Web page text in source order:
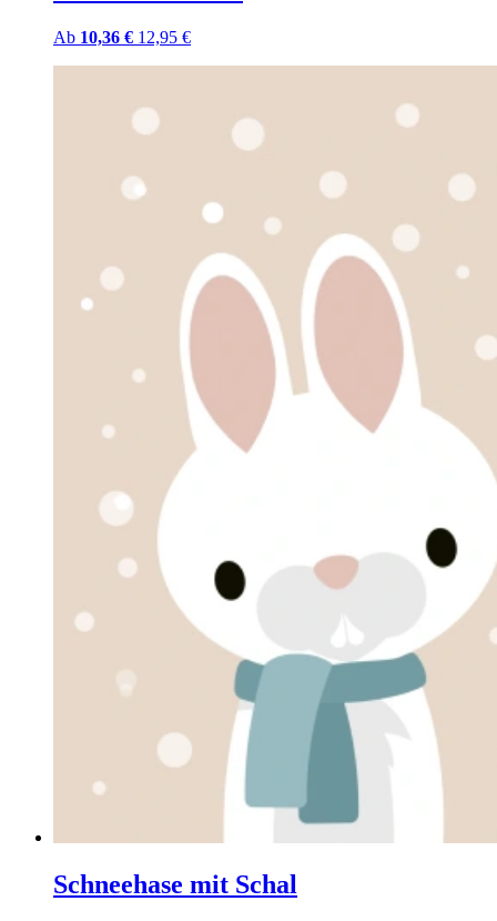
Ab 10,36 € 12,95 €
Schneehase mit Schal